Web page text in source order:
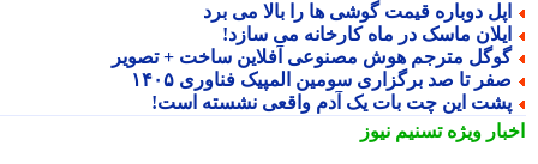
دوباره قیمت گوشی ها را بالا می برد
ماسک در ماه کارخانه می سازد!
مترجم هوش مصنوعی آفلاین ساخت + تصویر
تا صد برگزاری سومین المپیک فناوری ۱۴۰۵
این چت بات یک آدم واقعی نشسته است!
ویژهتسنیم نیوز